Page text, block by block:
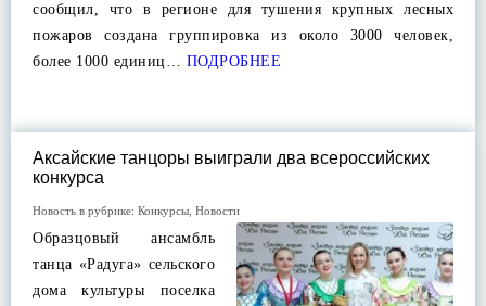
сообщил, что в регионе для тушения крупных лесных
пожаров создана группировка из около 3000 человек,
более 1000 единиц… ПОДРОБНЕЕ
Аксайские танцоры выиграли два всероссийских
конкурса
Новость в рубрике: Конкурсы Новости
Образцовый ансамбль
танца «Радуга» сельского
дома культуры поселка